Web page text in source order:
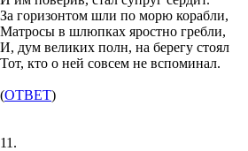
За горизонтом шли по морю корабли,
Матросы в шлюпках яростно гребли,
И, дум великих полн, на берегу стоял
Тот, кто о ней совсем не вспоминал.
(ОТВЕТ)
11.